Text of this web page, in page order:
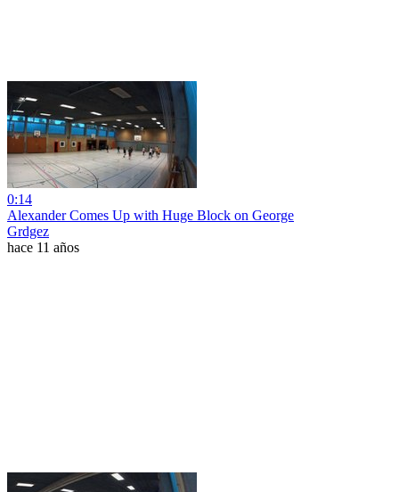
0:14
Alexander Comes Up with Huge Block on George
Grdgez
hace 11 años